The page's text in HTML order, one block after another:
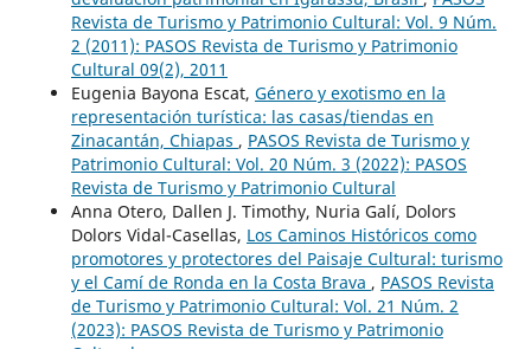
Revista de Turismo y Patrimonio Cultural: Vol. 9 Núm.
2 (2011): PASOS Revista de Turismo y Patrimonio
Cultural 09(2), 2011
Eugenia Bayona Escat, Género y exotismo en la
representación turística: las casas/tiendas en
Zinacantán, Chiapas , PASOS Revista de Turismo y
Patrimonio Cultural: Vol. 20 Núm. 3 (2022): PASOS
Revista de Turismo y Patrimonio Cultural
Anna Otero, Dallen J. Timothy, Nuria Galí, Dolors
Dolors Vidal-Casellas, Los Caminos Históricos como
promotores y protectores del Paisaje Cultural: turismo
y el Camí de Ronda en la Costa Brava , PASOS Revista
de Turismo y Patrimonio Cultural: Vol. 21 Núm. 2
(2023): PASOS Revista de Turismo y Patrimonio